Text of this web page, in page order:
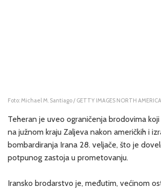
Foto: Michael M. Santiago / GETTY IMAGES NORTH
Teheran je uveo ograničenja brodovima
na južnom kraju Zaljeva nakon američkih i
bombardiranja Irana 28. veljače, što je
potpunog zastoja u prometovanju.
Iransko brodarstvo je, međutim, većinom